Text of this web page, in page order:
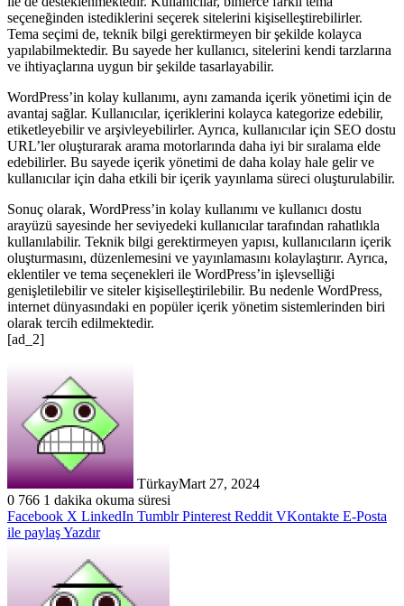
seçeneğinden istediklerini seçerek sitelerini kişiselleştirebilirler.
Tema seçimi de, teknik bilgi gerektirmeyen bir şekilde kolayca
yapılabilmektedir. Bu sayede her kullanıcı, sitelerini kendi tarzlarına
ve ihtiyaçlarına uygun bir şekilde tasarlayabilir.
WordPress’in kolay kullanımı, aynı zamanda içerik yönetimi için de
avantaj sağlar. Kullanıcılar, içeriklerini kolayca kategorize edebilir,
etiketleyebilir ve arşivleyebilirler. Ayrıca, kullanıcılar için SEO dostu
URL’ler oluşturarak arama motorlarında daha iyi bir sıralama elde
edebilirler. Bu sayede içerik yönetimi de daha kolay hale gelir ve
kullanıcılar için daha etkili bir içerik yayınlama süreci oluşturulabilir.
Sonuç olarak, WordPress’in kolay kullanımı ve kullanıcı dostu
arayüzü sayesinde her seviyedeki kullanıcılar tarafından rahatlıkla
kullanılabilir. Teknik bilgi gerektirmeyen yapısı, kullanıcıların içerik
oluşturmasını, düzenlemesini ve yayınlamasını kolaylaştırır. Ayrıca,
eklentiler ve tema seçenekleri ile WordPress’in işlevselliği
genişletilebilir ve siteler kişiselleştirilebilir. Bu nedenle WordPress,
internet dünyasındaki en popüler içerik yönetim sistemlerinden biri
olarak tercih edilmektedir.
[ad_2]
TürkayMart 27, 2024
0 766 1 dakika okuma süresi
Facebook X LinkedIn Tumblr Pinterest Reddit VKontakte E-Posta
ile paylaşYazdır